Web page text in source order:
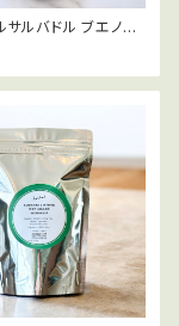
ルバドル ブエノス
ボン ウォッシュト
BUENOS A
WASHED